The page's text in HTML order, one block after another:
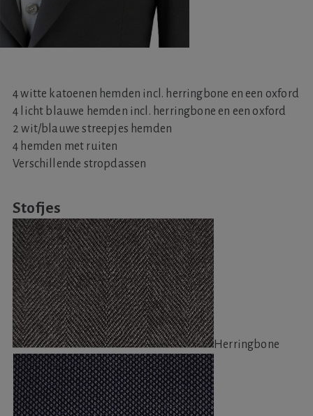
4 witte katoenen hemden incl. herringbone en een oxford
4 licht blauwe hemden incl. herringbone en een oxford
2 wit/blauwe streepjes hemden
4 hemden met ruiten
Verschillende stropdassen
Stofjes
Herringbone